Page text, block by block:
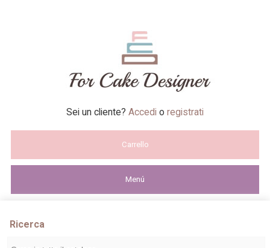
Sei un cliente? Accedi o registrati
Carrello
Menú
Ricerca